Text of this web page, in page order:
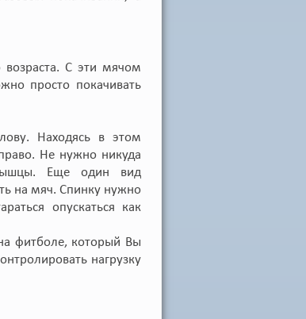
С эти мячом
просто покачивать
Находясь в этом
Не нужно никуда
Еще один вид
на мяч. Спинку нужно
опускаться как
фитболе, который Вы
нагрузку